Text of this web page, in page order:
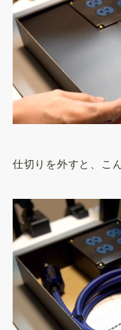
仕切りを外すと、こ